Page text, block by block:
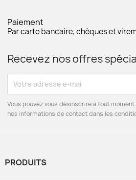
Paiement
Par carte bancaire, chèques et
Recevez nos offres
Vous pouvez vous désinscrire à tout
nos informations de contact dans les
PRODUITS